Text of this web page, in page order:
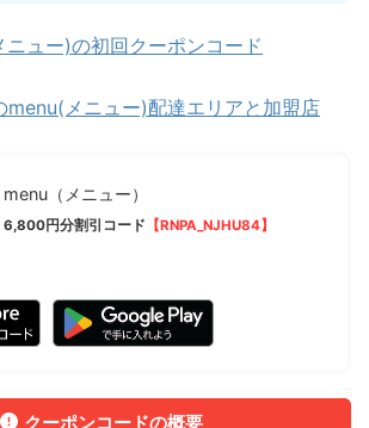
ニュー)の初回クーポンコード
menu(メニュー)配達エリアと加盟店
menu（メニュー）
6,800円分割引コード 【RNPA_NJHU84】
クーポンコードの概要